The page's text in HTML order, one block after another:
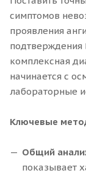
симптомов
проявления
комплексная
начинается с
лабораторные
Ключевые
Общий
показывает